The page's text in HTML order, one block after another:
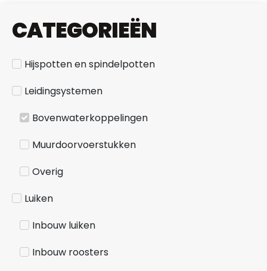
CATEGORIEËN
Hijspotten en spindelpotten
Leidingsystemen
Bovenwaterkoppelingen
Muurdoorvoerstukken
Overig
Luiken
Inbouw luiken
Inbouw roosters